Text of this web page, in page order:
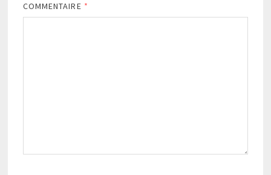
COMMENTAIRE *